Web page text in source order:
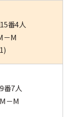
番4人
－M
番7人
－M